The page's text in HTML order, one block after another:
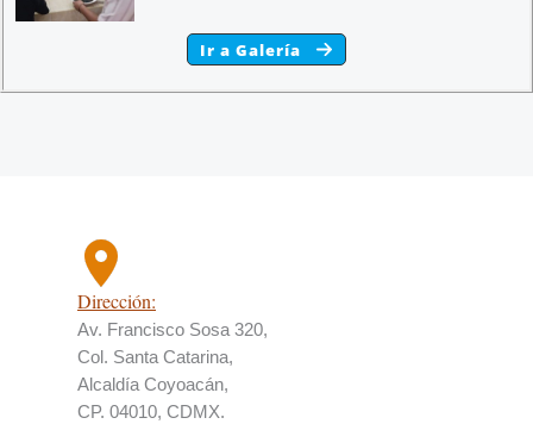
Ir a Galería
Dirección:
Av. Francisco Sosa 320,
Col. Santa Catarina,
Alcaldía Coyoacán,
CP. 04010, CDMX.